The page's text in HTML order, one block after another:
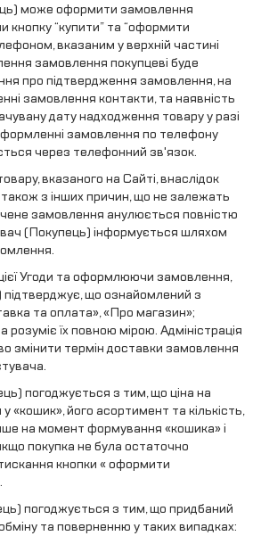
може оформити замовлення
кнопку “купити” та “оформити
вказаним у верхній частині
замовлення покупцеві буде
про підтвердження замовлення, на
замовлення контакти, та наявність
дату надходження товару у разі
замовлення по телефону
через телефонний зв'язок.
вказаного на Сайті, внаслідок
також з інших причин, що не залежать
замовлення анулюється повністю
(Покупець) інформується шляхом
Угоди та оформлюючи замовлення,
що ознайомлений з
та оплата», «Про магазин»;
їх повною мірою. Адміністрація
змінити термін доставки замовлення
погоджується з тим, що ціна на
«кошик», його асортимент та кількість,
на момент формування «кошика» і
покупка не була остаточно
кнопки « оформити
погоджується з тим, що придбаний
та поверненню у таких випадках: